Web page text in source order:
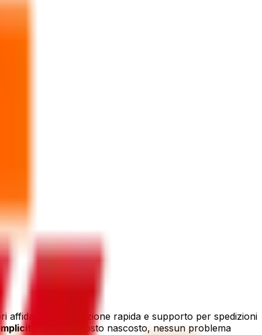
affidabili, prenotazione rapida e supporto per spedizioni
. Nessun costo nascosto, nessun problema